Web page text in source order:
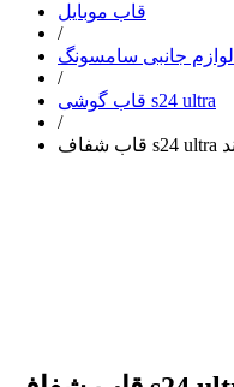
قاب موبایل
/
لوازم جانبی سامسونگ
/
قاب گوشی s24 ultra
/